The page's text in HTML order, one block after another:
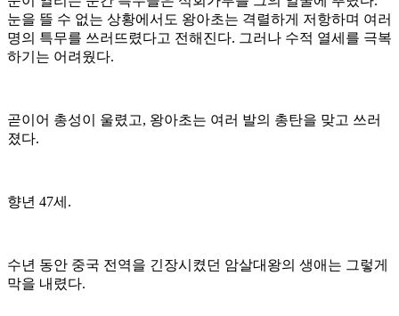
눈을 뜰 수 없는 상황에서도 왕아초는 격렬하게 저항하며 여러
명의 특무를 쓰러뜨렸다고 전해진다. 그러나 수적 열세를 극복
하기는 어려웠다.
곧이어 총성이 울렸고, 왕아초는 여러 발의 총탄을 맞고 쓰러
졌다.
향년 47세.
수년 동안 중국 전역을 긴장시켰던 암살대왕의 생애는 그렇게
막을 내렸다.